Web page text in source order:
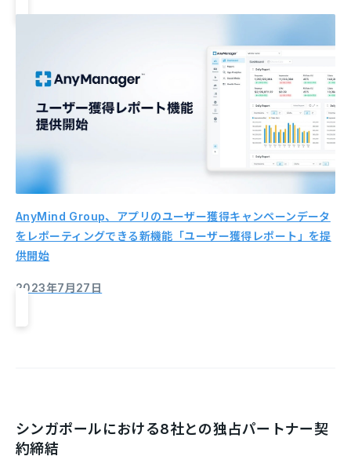
AnyMind Group、アプリのユーザー獲得キャンペーンデータ
をレポーティングできる新機能「ユーザー獲得レポート」を提
供開始
2023年7月27日
シンガポールにおける8社との独占パートナー契
約締結